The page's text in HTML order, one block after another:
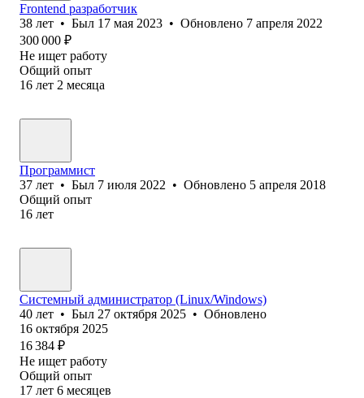
Frontend разработчик
38 лет • Был 17 мая 2023 • Обновлено 7 апреля 2022
300 000 ₽
Не ищет работу
Общий опыт
16 лет 2 месяца
Программист
37 лет • Был 7 июля 2022 • Обновлено 5 апреля 2018
Общий опыт
16 лет
Системный администратор (Linux/Windows)
40 лет • Был 27 октября 2025 • Обновлено
16 октября 2025
16 384 ₽
Не ищет работу
Общий опыт
17 лет 6 месяцев